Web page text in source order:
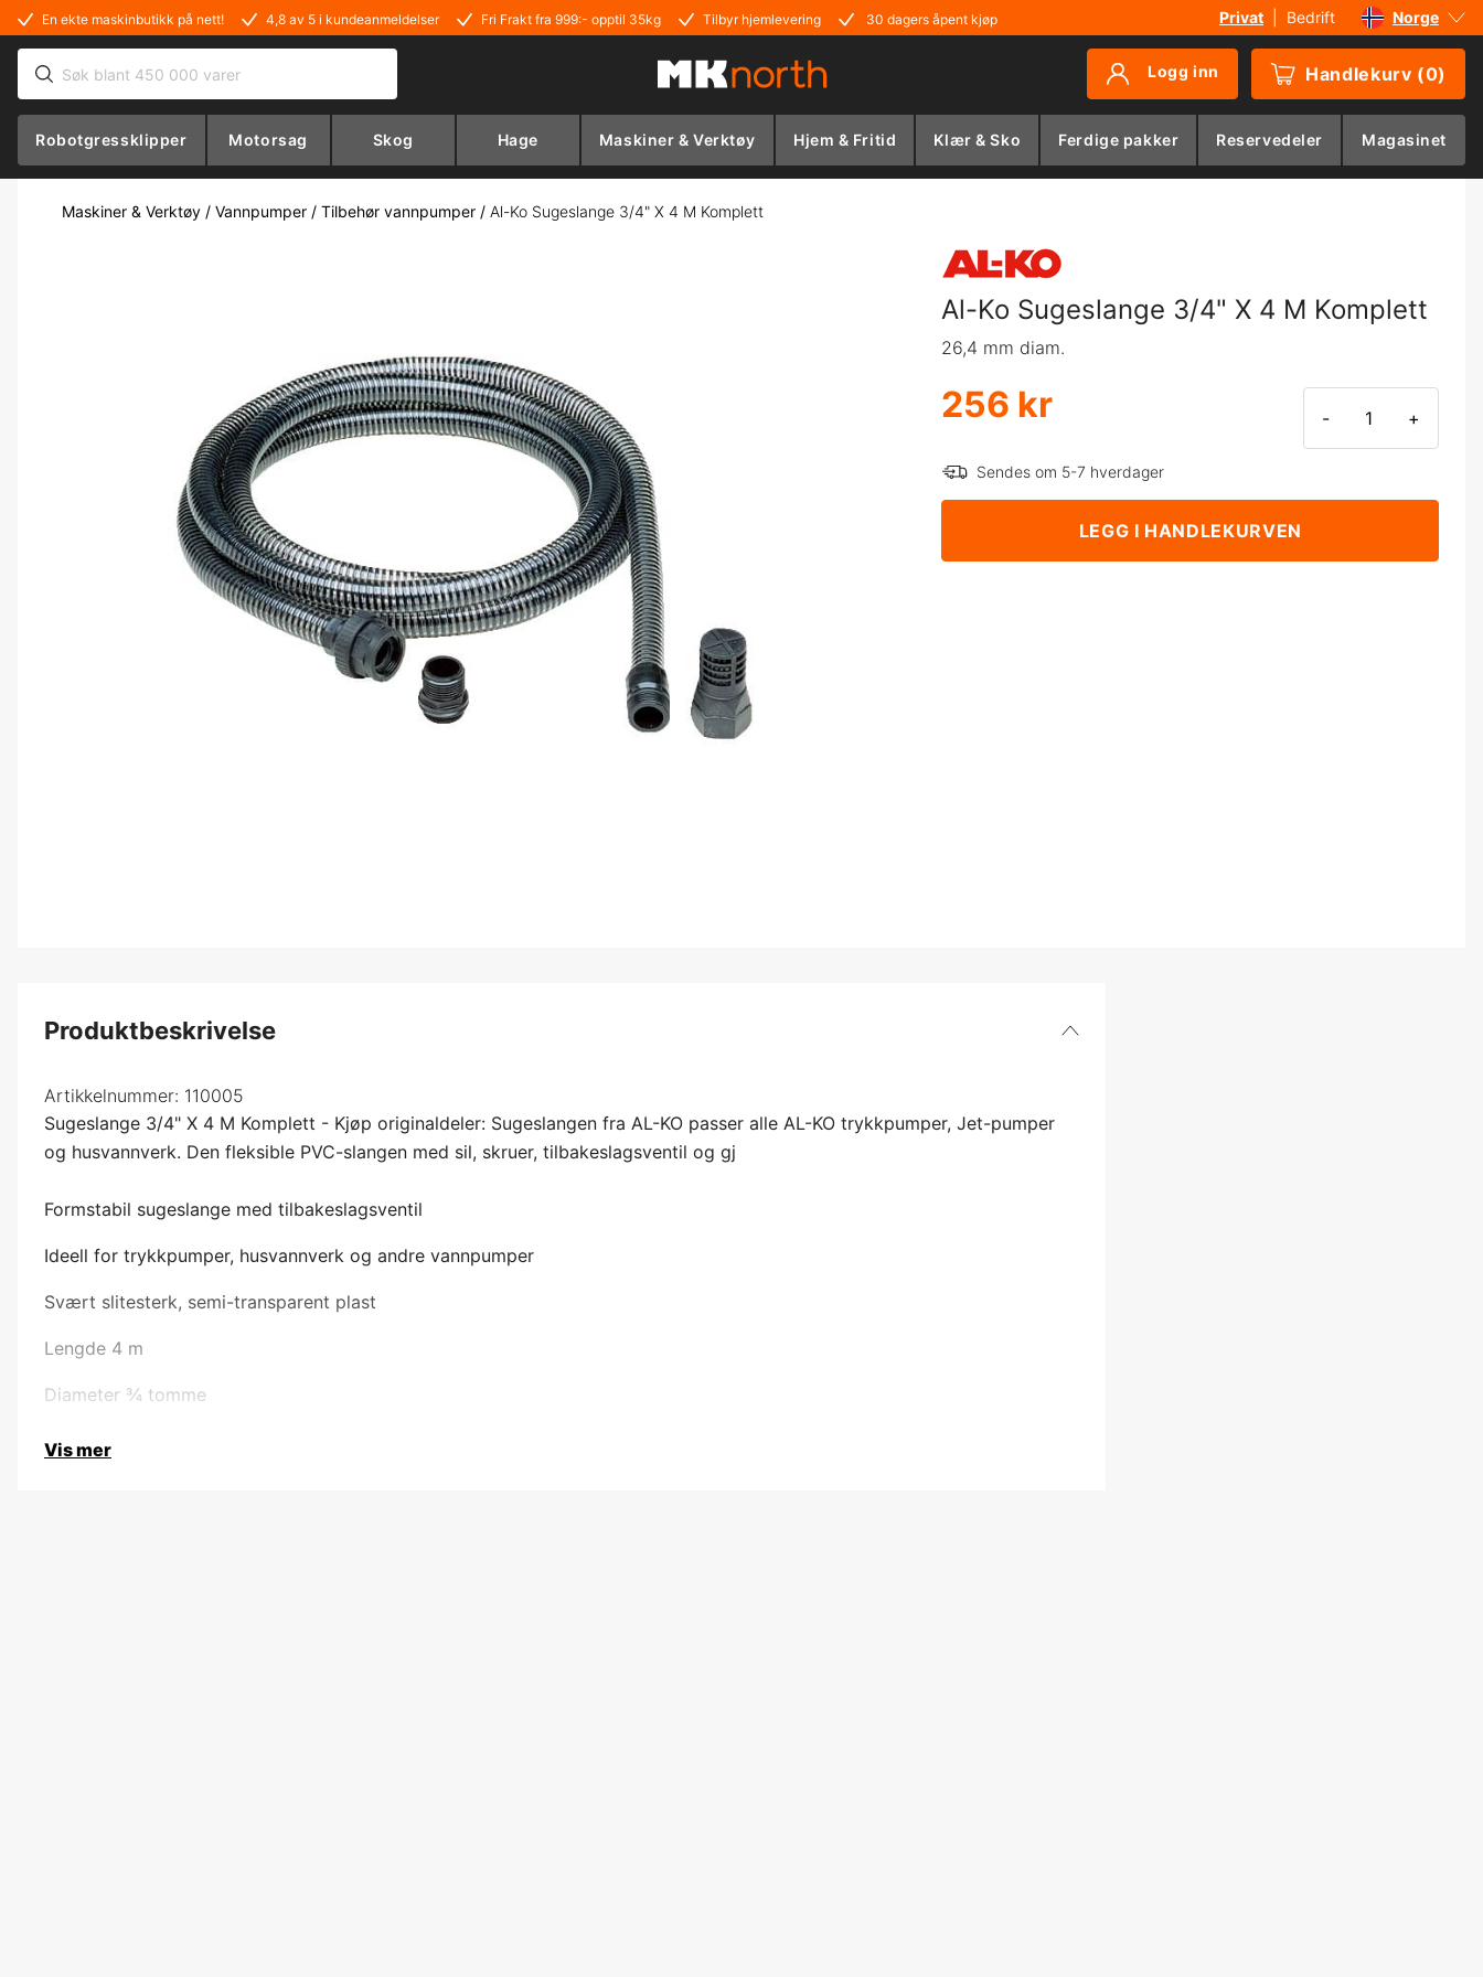
En ekte maskinbutikk på nett! 4,8 av 5 i kundeanmeldelser Fri Frakt fra 999:- opptil 35kg Tilbyr hjemlevering 30 dagers åpent kjøp Privat Bedrift
Norge
Sverige
Suomi
Logg inn Handlekurv (0)
Robotgressklipper Motorsag Skog Hage Maskiner & Verktøy Hjem & Fritid Klær & Sko Ferdige pakker Reservedeler Magasinet
Maskiner & Verktøy / Vannpumper / Tilbehør vannpumper / Al-Ko Sugeslange 3/4" X 4 M Komplett
Al-Ko Sugeslange 3/4" X 4 M Komplett
26,4 mm diam.
256 kr - +
Sendes om 5-7 hverdager
LEGG I HANDLEKURVEN
Produktbeskrivelse
Artikkelnummer: 110005
Sugeslange 3/4" X 4 M Komplett - Kjøp originaldeler: Sugeslangen fra AL-KO passer alle AL-KO trykkpumper, Jet-pumper
og husvannverk. Den fleksible PVC-slangen med sil, skruer, tilbakeslagsventil og gj
Formstabil sugeslange med tilbakeslagsventil
Ideell for trykkpumper, husvannverk og andre vannpumper
Svært slitesterk, semi-transparent plast
Lengde 4 m
Diameter ¾ tomme
Vis mer